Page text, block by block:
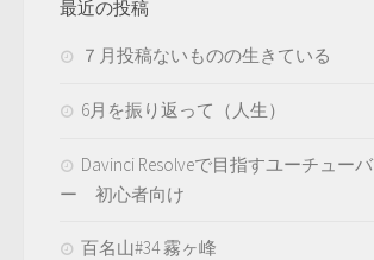
最近の投稿
７月投稿ないものの生きている
6月を振り返って（人生）
Davinci Resolveで目指すユーチューバ
ー 初心者向け
百名山#34 霧ヶ峰